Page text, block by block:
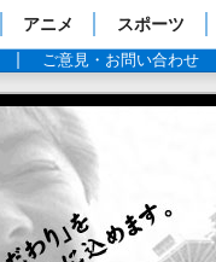
アニメ スポーツ
ご意見・お問い合わせ